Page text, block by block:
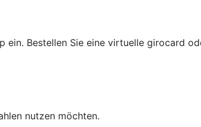
Bestellen Sie eine virtuelle girocard
nutzen möchten.